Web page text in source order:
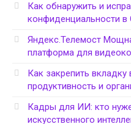
Как обнаружить и
конфиденциальности в
Яндекс.Телемост
платформа для
Как закрепить
продуктивность и
Кадры для ИИ: кто
искусственного